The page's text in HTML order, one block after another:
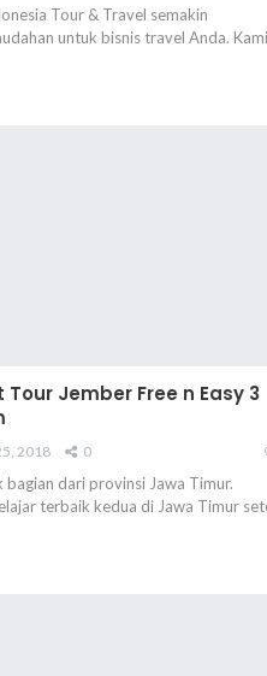
Tour & Travel semakin
untuk bisnis travel Anda. Kami
Tour Jember Free n Easy 3
2018 0
bagian dari provinsi Jawa Timur.
terbaik kedua di Jawa Timur